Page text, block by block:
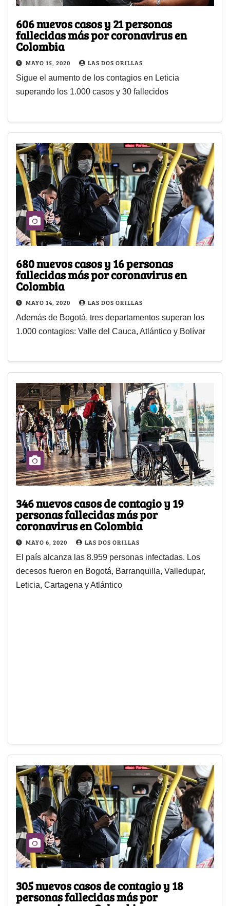
606 nuevos casos y 21 personas
fallecidas más por coronavirus en
Colombia
MAYO 15, 2020 LAS DOS ORILLAS
Sigue el aumento de los contagios en Leticia
superando los 1.000 casos y 30 fallecidos
680 nuevos casos y 16 personas
fallecidas más por coronavirus en
Colombia
MAYO 14, 2020 LAS DOS ORILLAS
Además de Bogotá, tres departamentos superan los
1.000 contagios: Valle del Cauca, Atlántico y Bolívar
346 nuevos casos de contagio y 19
personas fallecidas más por
coronavirus en Colombia
MAYO 6, 2020 LAS DOS ORILLAS
El país alcanza las 8.959 personas infectadas. Los
decesos fueron en Bogotá, Barranquilla, Valledupar,
Leticia, Cartagena y Atlántico
305 nuevos casos de contagio y 18
personas fallecidas más por